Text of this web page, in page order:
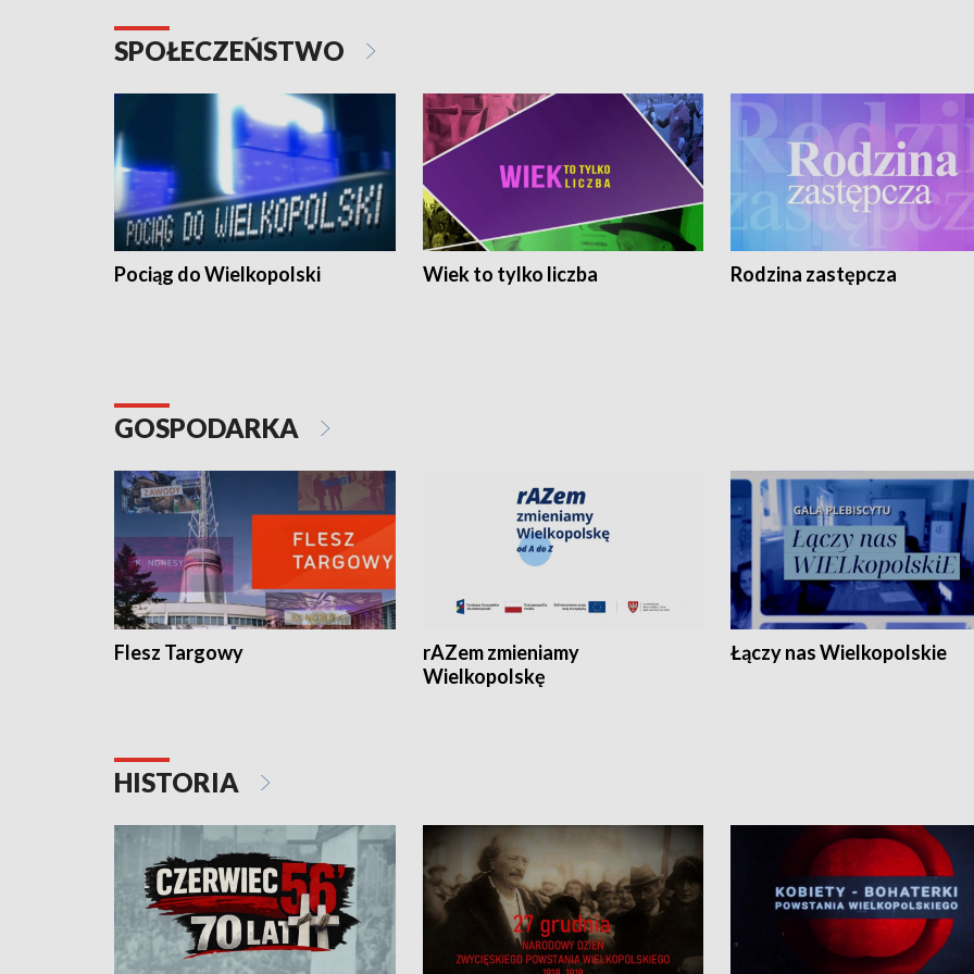
SPOŁECZEŃSTWO
Pociąg do Wielkopolski Wiek to tylko liczba Rodzina zastępcza
GOSPODARKA
Flesz Targowy
rAZem zmieniamy
Wielkopolskę
Łączy nas Wielkopolskie
HISTORIA